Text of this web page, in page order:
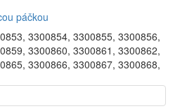
páčkou
, 3300854, 3300855, 3300856,
, 3300860, 3300861 , 3300862,
, 3300866, 3300867, 3300868,